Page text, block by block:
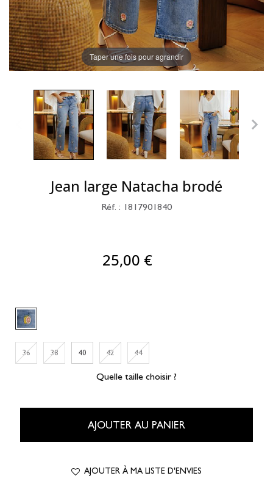
Taper une fois pour agrandir
Jean large Natacha brodé
Réf. : 1817901840
25,00 €
36 38 40 42 44
Quelle taille choisir ?
AJOUTER AU PANIER
AJOUTER À MA LISTE D'ENVIES